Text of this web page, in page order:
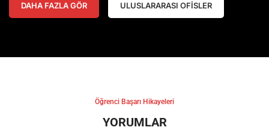
DAHA FAZLA GÖR ULUSLARARASI OFİSLER
Öğrenci Başarı Hikayeleri
YORUMLAR